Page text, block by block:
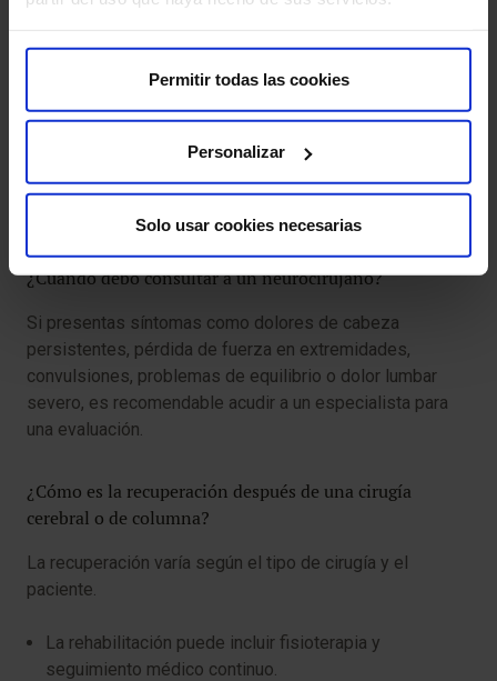
Permitir todas las cookies
Personalizar
Solo usar cookies necesarias
Traumatismos craneoencefálicos y de la columna
¿Cuándo debo consultar a un neurocirujano?
Si presentas síntomas como dolores de cabeza
persistentes, pérdida de fuerza en extremidades,
convulsiones, problemas de equilibrio o dolor lumbar
severo, es recomendable acudir a un especialista para
una evaluación.
¿Cómo es la recuperación después de una cirugía
cerebral o de columna?
La recuperación varía según el tipo de cirugía y el
paciente.
La rehabilitación puede incluir fisioterapia y
seguimiento médico continuo.